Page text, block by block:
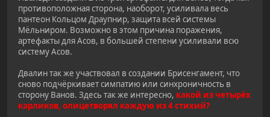
противоположная сторона, наоборот, усиливала весь
пантеон Кольцом Драупнир, защита всей системы
Мёльниром. Возможно в этом причина поражения,
артефакты для Асов, в большей степени усиливали всю
систему Асов.
Двалин так же участвовал в создании Брисенгамент, что
сново подчёркивает симпатию или синхроничность в
сторону Ванов. Здесь так же интересно, какой из четырёх
карликов, олицетворял каждую из 4 стихий?